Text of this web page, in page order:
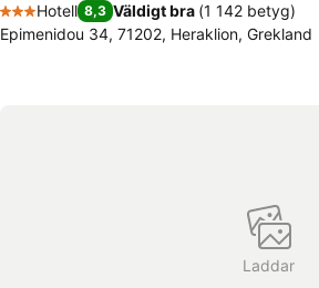
3 Stjärnor
Hotell 8,3 Väldigt bra (1 142 betyg)
Epimenidou 34, 71202, Heraklion, Grekland
Laddar